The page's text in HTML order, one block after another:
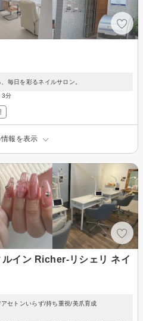
毎日を彩るネイルサロン。
3分
報を表示
イン Richer-リシェリ ネイ
セトンいらず/持ち重視/美爪育成